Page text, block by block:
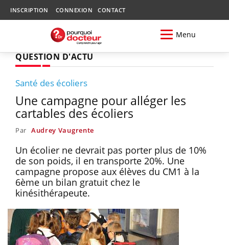
INSCRIPTION CONNEXION CONTACT
Menu
QUESTION D'ACTU
Santé des écoliers
Une campagne pour alléger les
cartables des écoliers
Par Audrey Vaugrente
Un écolier ne devrait pas porter plus de 10%
de son poids, il en transporte 20%. Une
campagne propose aux élèves du CM1 à la
6ème un bilan gratuit chez le
kinésithérapeute.